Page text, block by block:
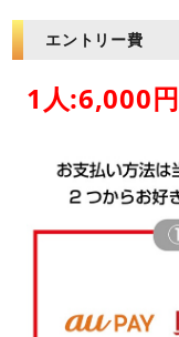
エントリー費
1人:6,000円